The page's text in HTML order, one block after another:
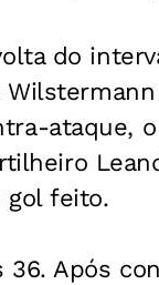
do
ataque,
gol feito.
Após